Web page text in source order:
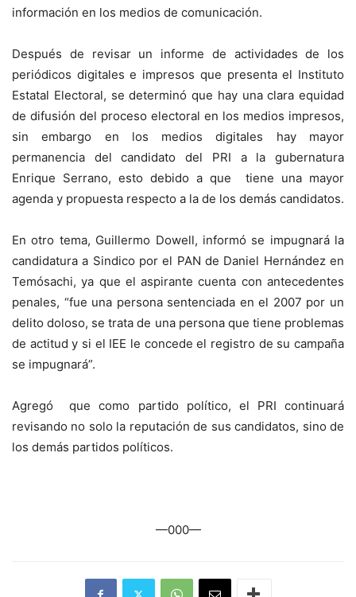
información en los medios de comunicación.
Después de revisar un informe de actividades de los
periódicos digitales e impresos que presenta el Instituto
Estatal Electoral, se determinó que hay una clara equidad
de difusión del proceso electoral en los medios impresos,
sin embargo en los medios digitales hay mayor
permanencia del candidato del PRI a la gubernatura
Enrique Serrano, esto debido a que tiene una mayor
agenda y propuesta respecto a la de los demás candidatos.
En otro tema, Guillermo Dowell, informó se impugnará la
candidatura a Sindico por el PAN de Daniel Hernández en
Temósachi, ya que el aspirante cuenta con antecedentes
penales, “fue una persona sentenciada en el 2007 por un
delito doloso, se trata de una persona que tiene problemas
de actitud y si el IEE le concede el registro de su campaña
se impugnará”.
Agregó que como partido político, el PRI continuará
revisando no solo la reputación de sus candidatos, sino de
los demás partidos políticos.
—000—